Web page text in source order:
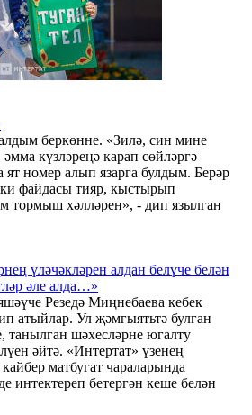
беркөнне. «Зилә, син мине
күзләреңә карап сөйләргә
номер алып язарга булдым. Берәр
файдасы тияр, кыстырып
тормыш хәлләрен», - дип язылган
үләчәкләрен алдан белүче белән
әле алда…»
Резедә Миңнебаева кебек
атыйлар. Ул җәмгыятьтә булган
танылган шәхесләрне югалту
әйтә. «Интертат» үзенең
матбугат чараларында
интектереп бетергән кеше белән